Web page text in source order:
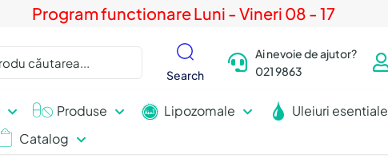
Program functionare Luni - Vineri 08 - 17
Search
Ai nevoie de ajutor?
021 9863
Produse Lipozomale Uleiuri esentiale
Catalog